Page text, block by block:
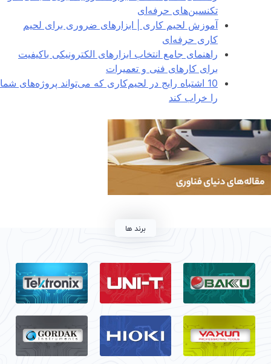
تکنسین‌های حرفه‌ای
آموزش لحیم کاری | ابزارهای ضروری برای لحیم
کاری حرفه‌ای
راهنمای جامع انتخاب ابزارهای الکترونیکی باکیفیت
برای کارهای فنی و تعمیرات
10 اشتباه رایج در لحیم‌کاری که می‌تواند پروژه‌های شما
را خراب کند
برند ها